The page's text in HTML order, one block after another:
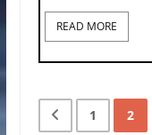
READ MORE
1 2